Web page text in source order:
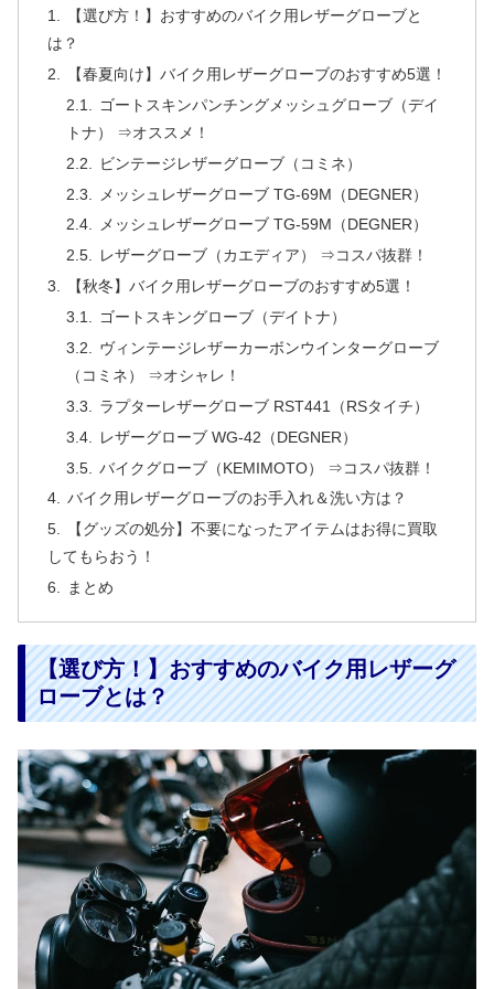
【選び方！】おすすめのバイク用レザーグローブと
は？
【春夏向け】バイク用レザーグローブのおすすめ5選！
ゴートスキンパンチングメッシュグローブ（デイ
トナ） ⇒オススメ！
ビンテージレザーグローブ（コミネ）
メッシュレザーグローブ TG-69M（DEGNER）
メッシュレザーグローブ TG-59M（DEGNER）
レザーグローブ（カエディア） ⇒コスパ抜群！
【秋冬】バイク用レザーグローブのおすすめ5選！
ゴートスキングローブ（デイトナ）
ヴィンテージレザーカーボンウインターグローブ
（コミネ） ⇒オシャレ！
ラプターレザーグローブ RST441（RSタイチ）
レザーグローブ WG-42（DEGNER）
バイクグローブ（KEMIMOTO） ⇒コスパ抜群！
バイク用レザーグローブのお手入れ＆洗い方は？
【グッズの処分】不要になったアイテムはお得に買取
してもらおう！
まとめ
【選び方！】おすすめのバイク用レザーグ
ローブとは？